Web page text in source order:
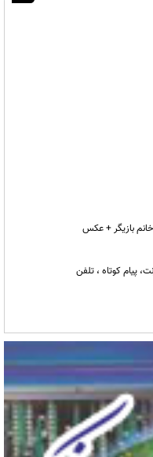
بازیگر + عکس
پیام کوتاه ، تلفن